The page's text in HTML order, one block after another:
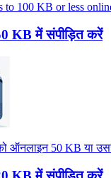
to 100 KB or less
KB में संपीड़ित करें
ऑनलाइन 50 KB या